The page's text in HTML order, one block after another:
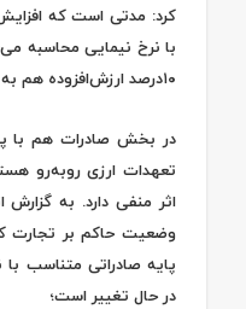
کرد: مدتی است که
با نرخ نیمایی محاسبه
۱۰‌درصد‌ ارزش‌‌‌‌‌‌افزوده هم به این رقم اضافه شده‌است.
در بخش صادرات هم با
تعهدات ارزی روبه‌رو
اثر منفی دارد. به گزارش
وضعیت حاکم بر تجارت
پایه صادراتی متناسب با
در حال تغییر است؛